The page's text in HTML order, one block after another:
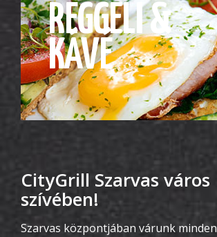
REGGELI &
KÁVÉ
CityGrill Szarvas város
szívében!
Szarvas központjában várunk